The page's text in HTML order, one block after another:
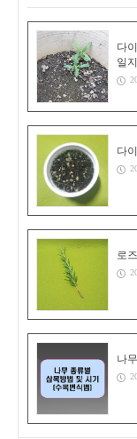
다
일지
다
로
나